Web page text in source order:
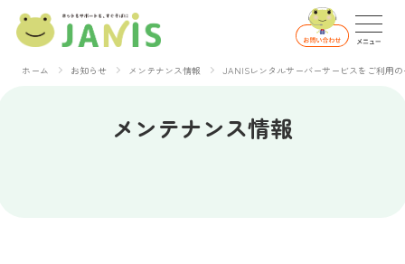
ホーム お知らせ メンテナンス情報 JANISレンタルサーバーサービスをご利用
メンテナンス情報